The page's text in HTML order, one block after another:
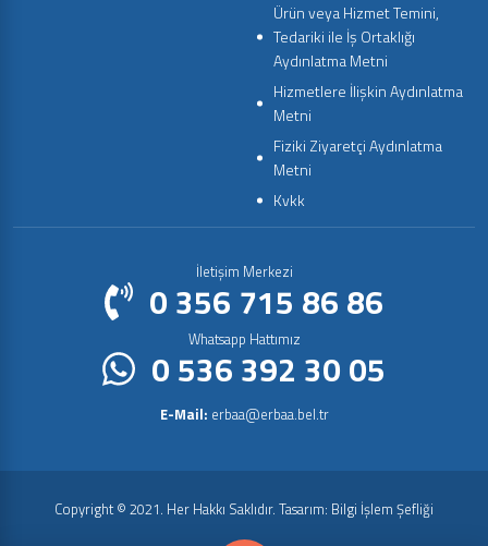
Ürün veya Hizmet Temini,
Tedariki ile İş Ortaklığı
Aydınlatma Metni
Hizmetlere İlişkin Aydınlatma
Metni
Fiziki Ziyaretçi Aydınlatma
Metni
Kvkk
İletişim Merkezi
0 356 715 86 86
Whatsapp Hattımız
0 536 392 30 05
E-Mail: erbaa@erbaa.bel.tr
Copyright © 2021. Her Hakkı Saklıdır. Tasarım: Bilgi İşlem Şefliği